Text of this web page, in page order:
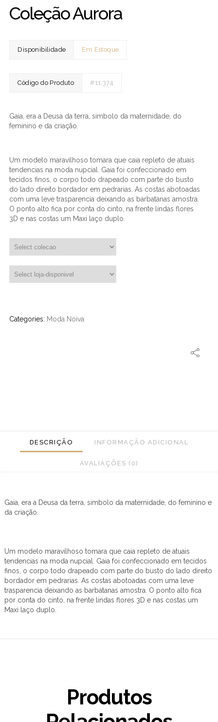
Coleção Aurora
Disponibilidade Em Estoque
Código do Produto #11.374
Gaia, era a Deusa da terra, simbolo da maternidade, do
feminino e da criação.
Um modelo maravilhoso tomara que caia repleto de atuais
tendencias na moda nupcial. Gaia foi confeccionado em
tecidos finos, o corpo todo drapeado com parte do busto
do lado direito bordador em pedrarias. As costas abotoadas
com uma leve trasparencia deixando as barbatanas amostra.
O ponto alto fica por conta do cinto, na frente lindas flores
3D e nas costas um Maxi laço duplo.
Categories: Moda Noiva
DESCRIÇÃO INFORMAÇÃO ADICIONAL
AVALIAÇÕES (0)
Gaia, era a Deusa da terra, simbolo da maternidade, do feminino e
da criação.
Um modelo maravilhoso tomara que caia repleto de atuais
tendencias na moda nupcial. Gaia foi confeccionado em tecidos
finos, o corpo todo drapeado com parte do busto do lado direito
bordador em pedrarias. As costas abotoadas com uma leve
trasparencia deixando as barbatanas amostra. O ponto alto fica
por conta do cinto, na frente lindas flores 3D e nas costas um
Maxi laço duplo.
Produtos